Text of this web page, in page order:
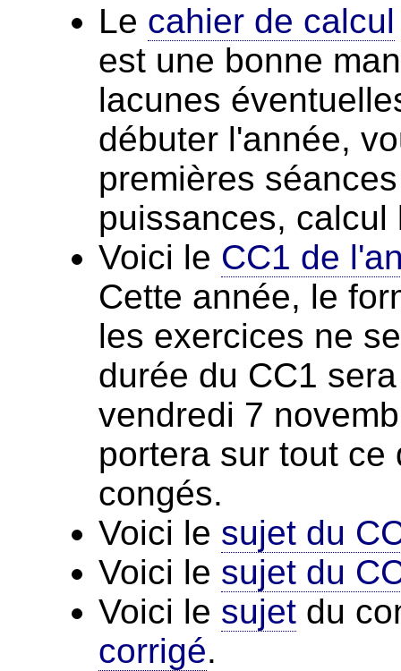
Le cahier de calcul
est une bonne
lacunes
débuter l'année,
premières
puissances,
Voici le CC1 de
Cette année, le
les exercices ne
durée du CC1
vendredi 7
portera sur tout
congés.
Voici le sujet du
Voici le sujet du
Voici le sujet du
corrigé.